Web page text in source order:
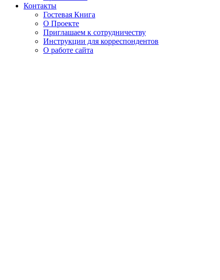
Контакты
Гостевая Книга
О Проекте
Приглашаем к сотрудничеству
Инструкции для корреспондентов
О работе сайта